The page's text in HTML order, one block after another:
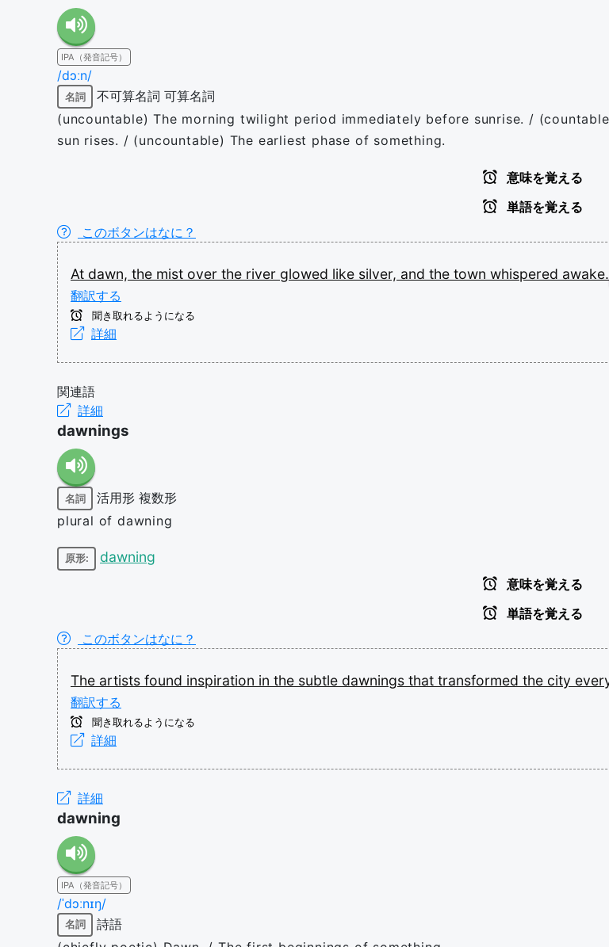
IPA（発音記号）
/dɔːn/
名詞 不可算名詞 可算名詞
(uncountable) The morning twilight period immediately before sunrise. /
sun rises. / (uncountable) The earliest phase of something.
意味を覚える
単語を覚える
このボタンはなに？
At dawn, the mist over the river glowed like silver, and the town whispered awake.
翻訳する
聞き取れるようになる
詳細
関連語
詳細
dawnings
名詞 活用形 複数形
plural of dawning
原形: dawning
意味を覚える
単語を覚える
このボタンはなに？
The artists found inspiration in the subtle dawnings that transformed the city
翻訳する
聞き取れるようになる
詳細
詳細
dawning
IPA（発音記号）
/ˈdɔːnɪŋ/
名詞
詩語